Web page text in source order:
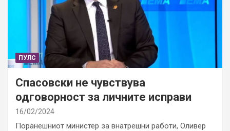
ПУЛС
Спасовски не чувствува
одговорност за личните исправи
16/02/2024
Поранешниот министер за внатрешни работи, Оливер